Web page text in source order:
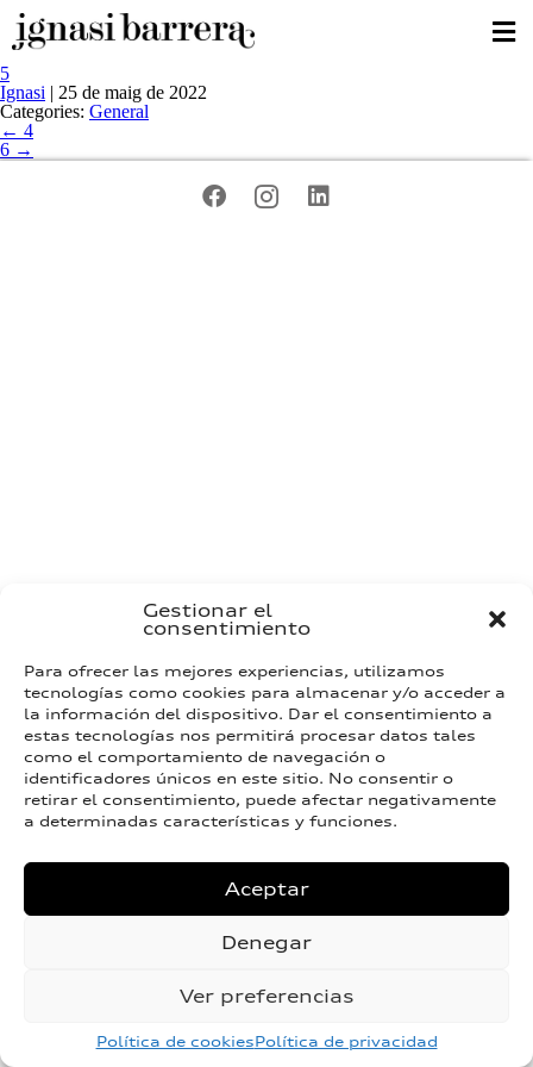
Gestionar el
consentimiento
Para ofrecer las mejores experiencias, utilizamos
tecnologías como cookies para almacenar y/o acceder a
la información del dispositivo. Dar el consentimiento a
estas tecnologías nos permitirá procesar datos tales
como el comportamiento de navegación o
identificadores únicos en este sitio. No consentir o
retirar el consentimiento, puede afectar negativamente
a determinadas características y funciones.
Aceptar
Denegar
Ver preferencias
Política de cookiesPolítica de privacidad
5
Ignasi | 25 de maig de 2022
Categories: General
← 4
6 →